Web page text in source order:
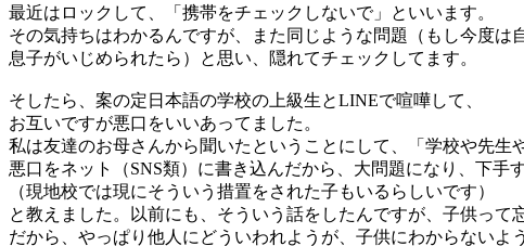
最近はロックして、「携帯をチェックしないで」といいます。
その気持ちはわかるんですが、また同じような問題（もし今度は
息子がいじめられたら）と思い、隠れてチェックしてます。
そしたら、案の定日本語の学校の上級生とLINEで喧嘩して、
お互いですが悪口をいいあってました。
私は友達のお母さんから聞いたということにして、「学校や先生
悪口をネット（SNS類）に書き込んだから、大問題になり、下手
（現地校では現にそういう措置をされた子もいるらしいです）
と教えました。以前にも、そういう話をしたんですが、子供って
だから、やっぱり他人にどういわれようが、子供にわからないよ